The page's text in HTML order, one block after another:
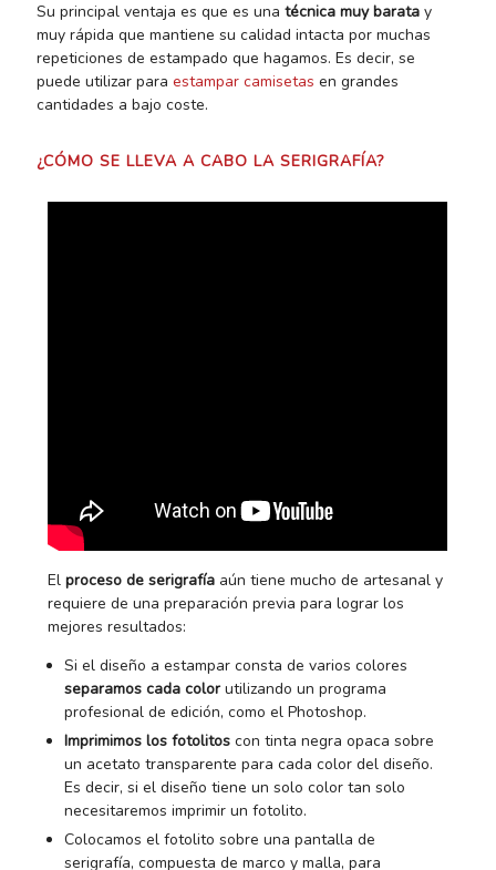
Su principal ventaja es que es una técnica muy baratay
muy rápida que mantiene su calidad intacta por muchas
repeticiones de estampado que hagamos. Es decir, se
puede utilizar para estampar camisetas en grandes
cantidades a bajo coste.
¿CÓMO SE LLEVA A CABO LA SERIGRAFÍA?
Elproceso de serigrafía aún tiene mucho de artesanal y
requiere de una preparación previa para lograr los
mejores resultados:
Si el diseño a estampar consta de varios colores
separamos cada colorutilizando un programa
profesional de edición, como el Photoshop.
Imprimimos los fotolitos con tinta negra opaca sobre
un acetato transparente para cada color del diseño.
Es decir, si el diseño tiene un solo color tan solo
necesitaremos imprimir un fotolito.
Colocamos el fotolito sobre una pantalla de
serigrafía, compuesta de marco y malla, para